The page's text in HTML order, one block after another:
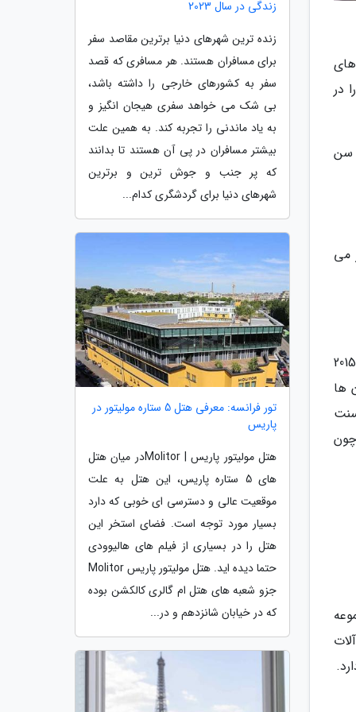
در
سن
می
او پونت روژ که در سال 1907 بنا شد یکی از اولین فروشگاه های زنجیره ای جهان است که پس از 108 سال در سال 2015
ها
چون
زندگی در سال 2023
زنده ترین شهرهای دنیا برترین مقاصد سفر
برای مسافران هستند. هر مسافری که قصد
سفر به کشورهای خارجی را داشته باشد،
بی شک می خواهد سفری هیجان انگیز و
به یاد ماندنی را تجربه کند. به همین علت
بیشتر مسافران در پی آن هستند تا بدانند
که پر جنب و جوش ترین و برترین
شهرهای دنیا برای گردشگری کدام...
تور فرانسه: معرفی هتل 5 ستاره مولیتور در
پاریس
هتل مولیتور پاریس | Molitorدر میان هتل
های 5 ستاره پاریس، این هتل به علت
موقعیت عالی و دسترسی ای خوبی که دارد
بسیار مورد توجه است. فضای استخر این
هتل را در بسیاری از فیلم های هالیوودی
حتما دیده اید. هتل مولیتور پاریس Molitor
جزو شعبه های هتل ام گالری کالکشن بوده
که در خیابان شانزدهم و در...